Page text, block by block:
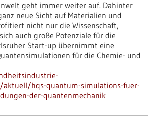
geht immer weiter auf. Dahinter
neue Sicht auf Materialien und
nicht nur die Wissenschaft,
auch große Potenziale für die
Start-up übernimmt eine
für die Chemie- und
aktuell/hqs-quantum-simulations-fuer-
der-quantenmechanik